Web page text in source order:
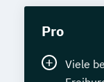
Pro
Viele